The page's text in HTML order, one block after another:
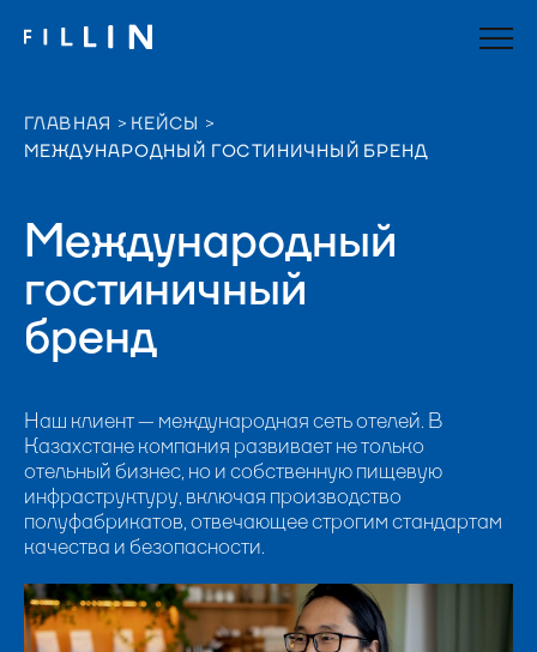
ГЛАВНАЯ
КЕЙСЫ
МЕЖДУНАРОДНЫЙ ГОСТИНИЧНЫЙ БРЕНД
Международный
гостиничный
бренд
Наш клиент — международная сеть отелей. В
Казахстане компания развивает не только
отельный бизнес, но и собственную пищевую
инфраструктуру, включая производство
полуфабрикатов, отвечающее строгим стандартам
качества и безопасности.